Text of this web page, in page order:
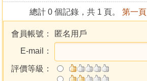
近玄關的房間
房間
飲茶間
老人、幼兒及病人的房間
孩童房間
雇用者的房間
總計 0 個記錄，共 1 頁。 第一頁
會員帳號：
匿名用戶
E-mail：
評價等級：